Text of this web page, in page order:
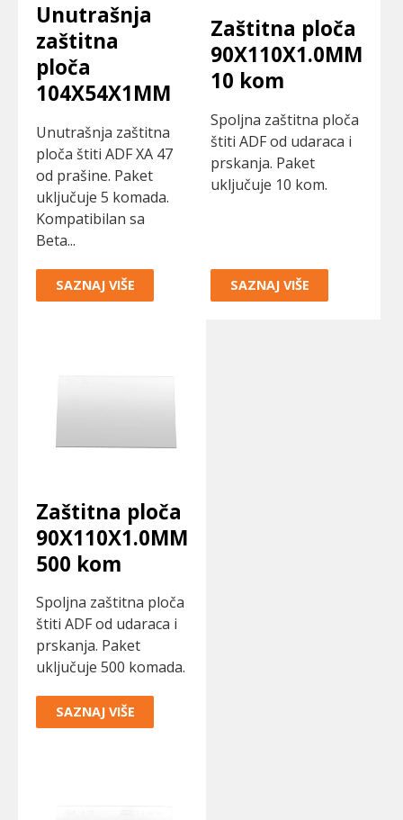
Unutrašnja
zaštitna
ploča
104X54X1MM
Unutrašnja zaštitna
ploča štiti ADF XA 47
od prašine. Paket
uključuje 5 komada.
Kompatibilan sa
Beta...
SAZNAJ VIŠE
Zaštitna ploča
90X110X1.0MM
10 kom
Spoljna zaštitna ploča
štiti ADF od udaraca i
prskanja. Paket
uključuje 10 kom.
SAZNAJ VIŠE
Zaštitna ploča
90X110X1.0MM
500 kom
Spoljna zaštitna ploča
štiti ADF od udaraca i
prskanja. Paket
uključuje 500 komada.
SAZNAJ VIŠE